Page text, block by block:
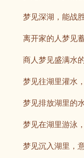
梦见深湖，能战胜
离开家的人梦见蓄
商人梦见盛满水的
梦见往湖里灌水，
梦见排放湖里的水
梦见在湖里游泳，
梦见沉入湖里，意